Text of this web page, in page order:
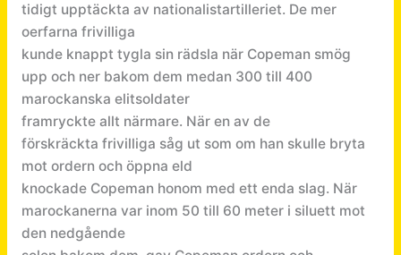
tidigt upptäckta av nationalistartilleriet. De mer
oerfarna frivilliga
kunde knappt tygla sin rädsla när Copeman smög
upp och ner bakom dem medan 300 till 400
marockanska elitsoldater
framryckte allt närmare. När en av de
förskräckta frivilliga såg ut som om han skulle bryta
mot ordern och öppna eld
knockade Copeman honom med ett enda slag. När
marockanerna var inom 50 till 60 meter i siluett mot
den nedgående